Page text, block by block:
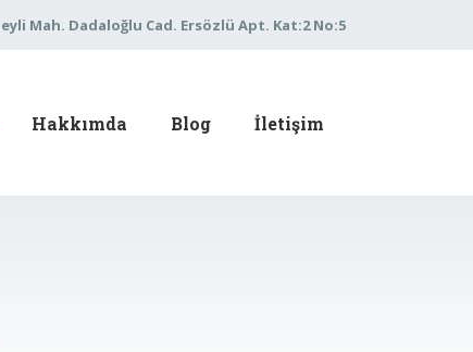
Mah. Dadaloğlu Cad. Ersözlü Apt. Kat:2 No:5
Hakkımda Blog İletişim